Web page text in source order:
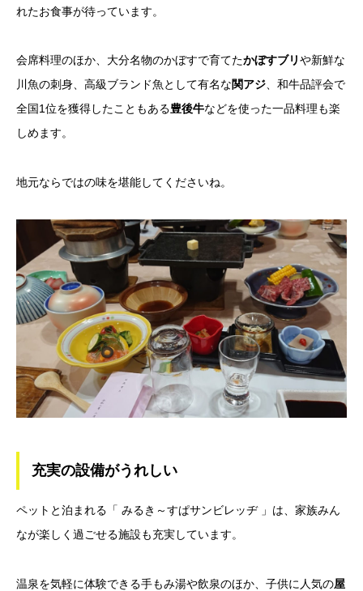
れたお食事が待っています。
会席料理のほか、大分名物のかぼすで育てたかぼすブリや新鮮な
川魚の刺身、高級ブランド魚として有名な関アジ、和牛品評会で
全国1位を獲得したこともある豊後牛などを使った一品料理も楽
しめます。
地元ならではの味を堪能してくださいね。
充実の設備がうれしい
ペットと泊まれる「 みるき～すぱサンビレッヂ 」は、家族みん
なが楽しく過ごせる施設も充実しています。
温泉を気軽に体験できる手もみ湯や飲泉のほか、子供に人気の屋